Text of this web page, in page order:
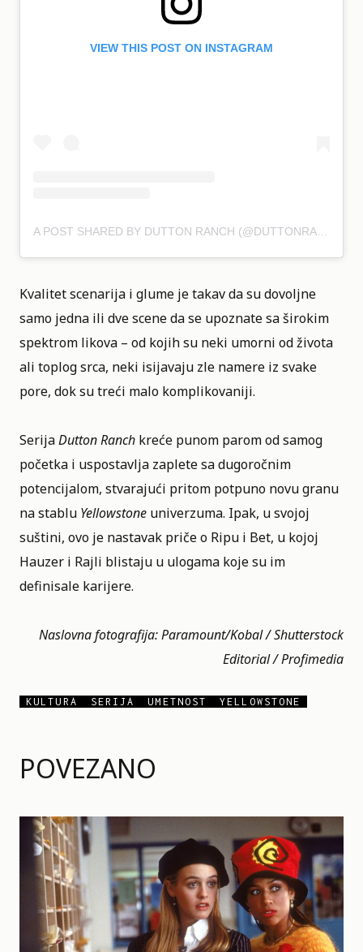
POVEZANO
VIEW THIS POST ON INSTAGRAM
Kvalitet scenarija i glume je takav da su dovoljne
samo jedna ili dve scene da se upoznate sa širokim
spektrom likova – od kojih su neki umorni od života
ali toplog srca, neki isijavaju zle namere iz svake
pore, dok su treći malo komplikovaniji.
SerijaDutton Ranch kreće punom parom od samog
početka i uspostavlja zaplete sa dugoročnim
potencijalom, stvarajući pritom potpuno novu granu
na stablu Yellowstone univerzuma. Ipak, u svojoj
suštini, ovo je nastavak priče o Ripu i Bet, u kojoj
Hauzer i Rajli blistaju u ulogama koje su im
definisale karijere.
Naslovna fotografija: Paramount/Kobal / Shutterstock
Editorial / Profimedia
KULTURA SERIJA UMETNOST YELLOWSTONE